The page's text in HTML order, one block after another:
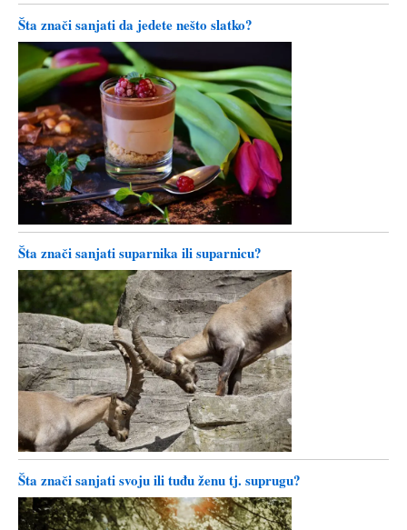
Šta znači sanjati da jedete nešto slatko?
Šta znači sanjati suparnika ili suparnicu?
Šta znači sanjati svoju ili tuđu ženu tj. suprugu?